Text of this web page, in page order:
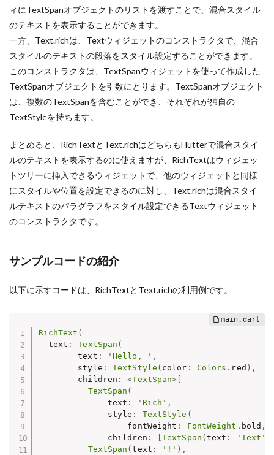
ィにTextSpanオブジェクトのリストを渡すことで、混合スタイル
のテキストを表示することができます。
一方、Text.richは、Textウィジェットのコンストラクタで、混合
スタイルのテキストの段落をスタイル設定することができます。
このコンストラクタは、TextSpanウィジェットを使って作成した
TextSpanオブジェクトを引数にとります。TextSpanオブジェクト
は、複数のTextSpanを含むことができ、それぞれが独自の
TextStyleを持ちます。
まとめると、RichTextとText.richはどちらもFlutterで混合スタイ
ルのテキストを表示するのに使えますが、RichTextはウィジェッ
トツリーに挿入できるウィジェットで、他のウィジェットと同様
にスタイルや位置を設定できるのに対し、Text.richは混合スタイ
ルテキストのパラグラフをスタイル設定できるTextウィジェット
のコンストラクタです。
サンプルコードの紹介
以下に示すコードは、RichTextとText.richの利用例です。
RichText (
  text
: TextSpan (
        text
: 'Hello, ' ,
        style
: TextStyle ( color : Colors . red ) ,
        children
: <TextSpan>
TextSpan (
              text
: 'Rich' ,
              style
: TextStyle (
                  fontWeight
: FontWeight . bold ,
              children
: [TextSpan ( text : 'Text'
TextSpan (text : '!' ) ,